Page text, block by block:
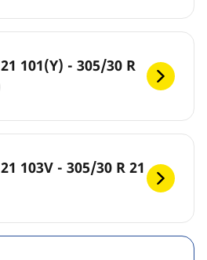
101(Y) - 305/30 R
103V - 305/30 R 21